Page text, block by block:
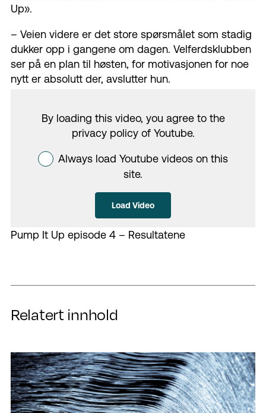
Up».
– Veien videre er det store spørsmålet som stadig
dukker opp i gangene om dagen. Velferdsklubben
ser på en plan til høsten, for motivasjonen for noe
nytt er absolutt der, avslutter hun.
By loading this video, you agree to the
privacy policy of Youtube.
Always load Youtube videos on this
site.
Load Video
Pump It Up episode 4 – Resultatene
Relatert innhold